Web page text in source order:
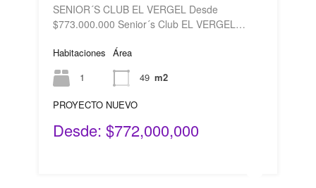
SENIOR´S CLUB EL VERGEL Desde
$773.000.000 Senior´s Club EL VERGEL…
Habitaciones
1
Área
49 m2
PROYECTO NUEVO
Desde: $772,000,000